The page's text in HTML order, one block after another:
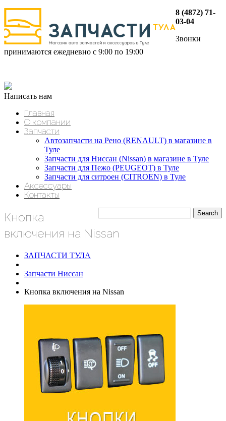
8 (4872) 71-
03-04
Звонки
принимаются ежедневно с 9:00 по 19:00
Написать нам
Главная
О компании
Запчасти
Автозапчасти на Рено (RENAULT) в магазине в
Туле
Запчасти для Ниссан (Nissan) в магазине в Туле
Запчасти для Пежо (PEUGEOT) в Туле
Запчасти для ситроен (CITROEN) в Туле
Аксессуары
Контакты
Кнопка
включения на Nissan
ЗАПЧАСТИ ТУЛА
Запчасти Ниссан
Кнопка включения на Nissan